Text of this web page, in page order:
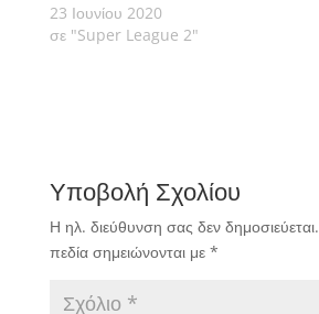
23 Ιουνίου 2020
σε "Super League 2"
Υποβολή Σχολίου
Η ηλ. διεύθυνση σας δεν δημοσιεύεται.
πεδία σημειώνονται με *